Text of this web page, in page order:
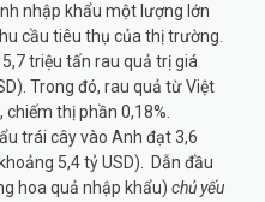
nhập khẩu một lượng lớn
cầu tiêu thụ của thị trường.
triệu tấn rau quả trị giá
Trong đó, rau quả từ Việt
chiếm thị phần 0,18%.
trái cây vào Anh đạt 3,6
5,4 tỷ USD). Dẫn đầu
hoa quả nhập khẩu)chủ yếu